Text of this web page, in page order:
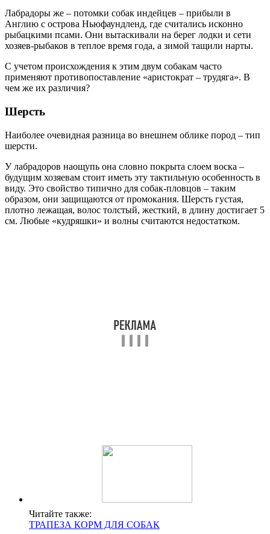
Лабрадоры же – потомки собак индейцев – прибыли в
Англию с острова Ньюфаундленд, где считались исконно
рыбацкими псами. Они вытаскивали на берег лодки и сети
хозяев-рыбаков в теплое время года, а зимой тащили нарты.
С учетом происхождения к этим двум собакам часто
применяют противопоставление «аристократ – трудяга». В
чем же их различия?
Шерсть
Наиболее очевидная разница во внешнем облике пород – тип
шерсти.
У лабрадоров наощупь она словно покрыта слоем воска –
будущим хозяевам стоит иметь эту тактильную особенность в
виду. Это свойство типично для собак-пловцов – таким
образом, они защищаются от промокания. Шерсть густая,
плотно лежащая, волос толстый, жесткий, в длину достигает 5
см. Любые «кудряшки» и волны считаются недостатком.
Читайте также:
ТРАПЕЗА КОРМ ДЛЯ СОБАК